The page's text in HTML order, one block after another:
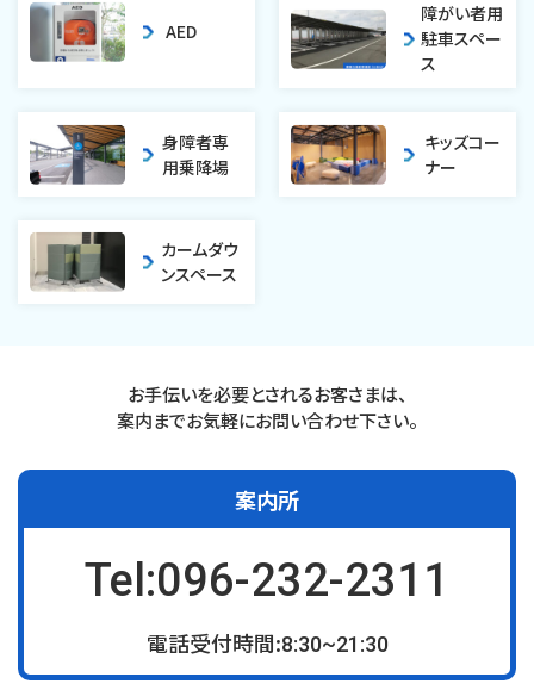
AED
障がい者用
駐車スペー
ス
身障者専
用乗降場
キッズコー
ナー
カームダウ
ンスペース
お手伝いを必要とされるお客さまは、
案内までお気軽にお問い合わせ下さい。
案内所
Tel:096-232-2311
電話受付時間:8:30~21:30